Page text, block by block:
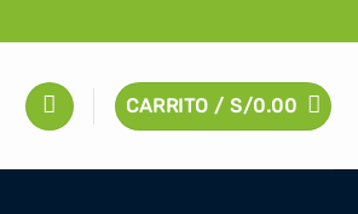
CARRITO /S/0.00